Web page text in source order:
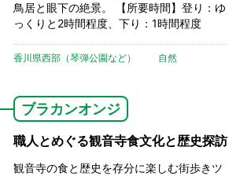
鳥居と眼下の絶景。 【所要時間】登り：ゆ
っくりと2時間程度、下り：1時間程度
香川県西部（琴弾公園など） 自然
ブラカンオンジ
職人とめぐる観音寺食文化と歴史探訪
観音寺の食と歴史を存分に楽しむ街歩きツ